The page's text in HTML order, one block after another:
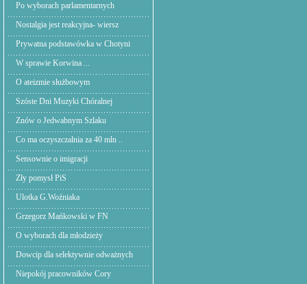
Po wyborach parlamentarnych
Nostalgia jest reakcyjna- wiersz
Prywatna podstawówka w Chotyni
W sprawie Korwina ...
O ateizmie służbowym
Szóste Dni Muzyki Chóralnej
Znów o Jedwabnym Szlaku
Co ma oczyszczalnia za 40 mln ..
Sensownie o imigracji
Zły pomysł PiS
Ulotka G.Woźniaka
Grzegorz Mańkowski w FN
O wyborach dla młodzieży
Dowcip dla selektywnie odważnych
Niepokój pracowników Cory